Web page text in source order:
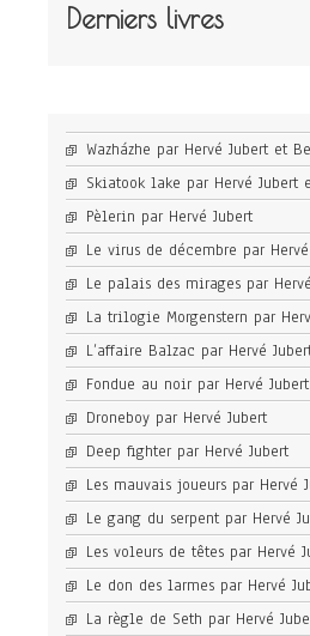
Derniers livres
Wazházhe par Hervé Jubert et
Skiatook lake par Hervé Jubert
Pèlerin par Hervé Jubert
Le virus de décembre par
Le palais des mirages par
La trilogie Morgenstern par
L’affaire Balzac par Hervé
Fondue au noir par Hervé Jubert
Droneboy par Hervé Jubert
Deep fighter par Hervé Jubert
Les mauvais joueurs par Hervé
Le gang du serpent par Hervé
Les voleurs de têtes par Hervé
Le don des larmes par Hervé
La règle de Seth par Hervé